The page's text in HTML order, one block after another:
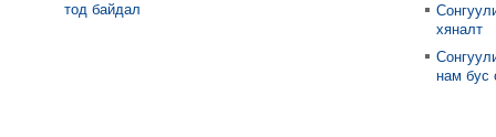
тод байдал
хяналт
нам бус